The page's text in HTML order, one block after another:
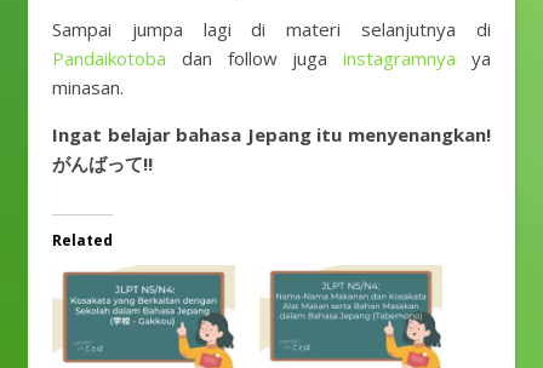
Sampai jumpa lagi di materi selanjutnya di
Pandaikotoba dan follow jugainstagramnya ya
minasan.
Ingat belajar bahasa Jepang itu menyenangkan!
がんばって!!
Related